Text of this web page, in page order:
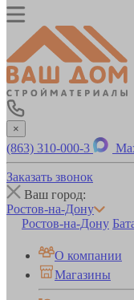
×
(863) 310-000-3
Заказать звонок
Ваш город:
Ростов-на-Дону
Ростов-на-Дону
О компании
Магазины